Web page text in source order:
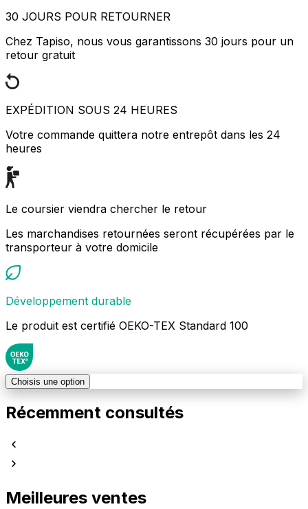
30 JOURS POUR RETOURNER
Chez Tapiso, nous vous garantissons 30 jours pour un
retour gratuit
EXPÉDITION SOUS 24 HEURES
Votre commande quittera notre entrepôt dans les 24
heures
Le coursier viendra chercher le retour
Les marchandises retournées seront récupérées par le
transporteur à votre domicile
Développement durable
Le produit est certifié OEKO-TEX Standard 100
Choisis une option
Récemment consultés
Meilleures ventes